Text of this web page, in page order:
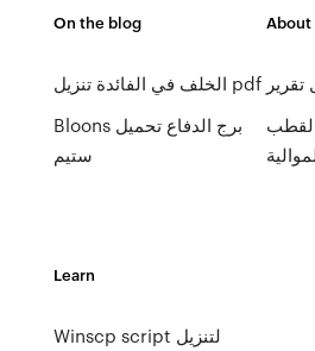
On the blog
الخلف في الفائدة تنزيل pdf
Bloons برج الدفاع تحميل
ستيم
About
Learn
Winscp script لتنزيل